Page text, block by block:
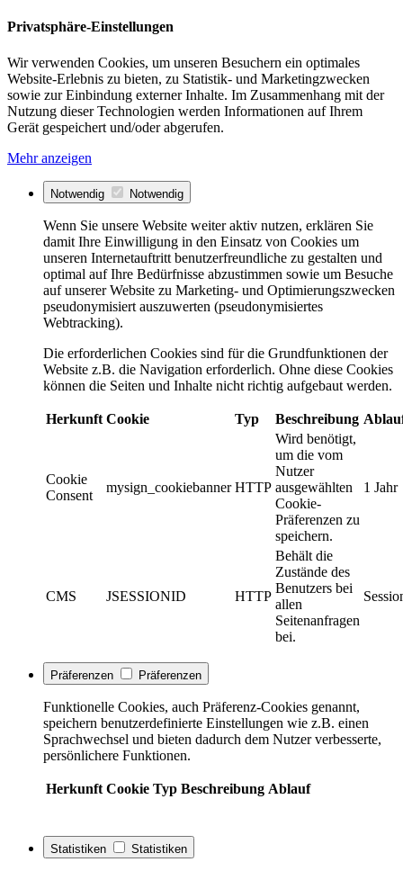
Privatsphäre-Einstellungen
Wir verwenden Cookies, um unseren Besuchern ein optimales
Website-Erlebnis zu bieten, zu Statistik- und Marketingzwecken
sowie zur Einbindung externer Inhalte. Im Zusammenhang mit der
Nutzung dieser Technologien werden Informationen auf Ihrem
Gerät gespeichert und/oder abgerufen.
Mehr anzeigen
Notwendig Notwendig
Wenn Sie unsere Website weiter aktiv nutzen, erklären Sie
damit Ihre Einwilligung in den Einsatz von Cookies um
unseren Internetauftritt benutzerfreundliche zu gestalten und
optimal auf Ihre Bedürfnisse abzustimmen sowie um Besuche
auf unserer Website zu Marketing- und Optimierungszwecken
pseudonymisiert auszuwerten (pseudonymisiertes
Webtracking).
Die erforderlichen Cookies sind für die Grundfunktionen der
Website z.B. die Navigation erforderlich. Ohne diese Cookies
können die Seiten und Inhalte nicht richtig aufgebaut werden.
Herkunft Cookie Typ Beschreibung
Cookie
Consent
mysign_cookiebanner HTTP
Wird benötigt,
um die vom
Nutzer
ausgewählten
Cookie-
Präferenzen zu
speichern.
1 Jahr
CMS JSESSIONID HTTP
Behält die
Zustände des
Benutzers bei
allen
Seitenanfragen
bei.
Präferenzen Präferenzen
Funktionelle Cookies, auch Präferenz-Cookies genannt,
speichern benutzerdefinierte Einstellungen wie z.B. einen
Sprachwechsel und bieten dadurch dem Nutzer verbesserte,
persönlichere Funktionen.
Herkunft Cookie Typ Beschreibung Ablauf
Statistiken Statistiken